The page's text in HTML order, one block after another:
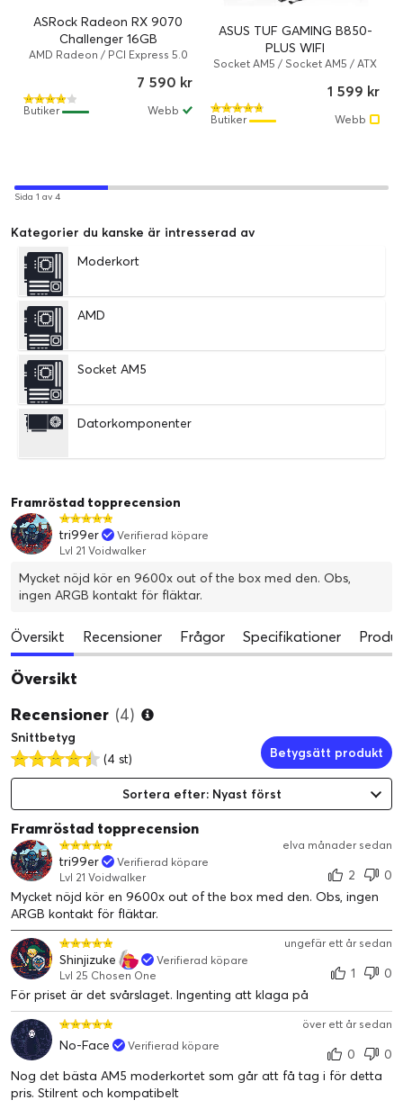
ASRock Radeon RX 9070
Challenger 16GB
AMD Radeon / PCI Express 5.0
7 590 kr
Webb
Butiker
ASUS TUF GAMING B850-
PLUS WIFI
Socket AM5 / Socket AM5 / ATX
1 599 kr
Webb
Butiker
Sida 1 av 4
Kategorier du kanske är intresserad av
Moderkort
AMD
Socket AM5
Datorkomponenter
Framröstad topprecension
tri99er
Verifierad köpare
Lvl 21 Voidwalker
Mycket nöjd kör en 9600x out of the box med den. Obs,
ingen ARGB kontakt för fläktar.
Översikt Recensioner Frågor Specifikationer
Översikt
Recensioner (4)
Snittbetyg
(4 st)
Betygsätt produkt
Sortera efter: Nyast först
Framröstad topprecension
elva månader sedan
tri99er
Verifierad köpare
Lvl 21 Voidwalker
2
0
Mycket nöjd kör en 9600x out of the box med den. Obs, ingen
ARGB kontakt för fläktar.
ungefär ett år sedan
Shinjizuke
Verifierad köpare
Lvl 25 Chosen One
1
0
För priset är det svårslaget. Ingenting att klaga på
över ett år sedan
No-Face Verifierad köpare
0
0
Nog det bästa AM5 moderkortet som går att få tag i för detta
pris. Stilrent och kompatibelt